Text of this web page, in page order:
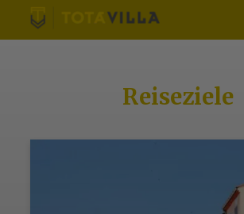
Einloggen
Reiseziele